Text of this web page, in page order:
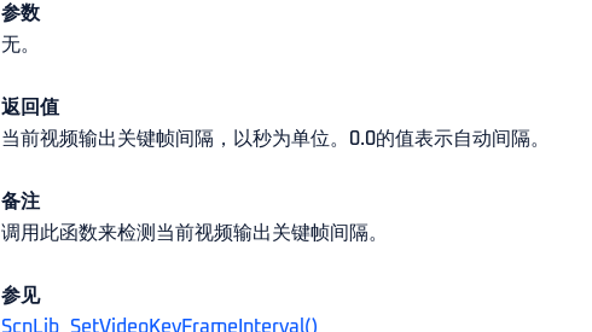
参数
无。
返回值
当前视频输出关键帧间隔，以秒为单位。0.0的值表示自动间隔。
备注
调用此函数来检测当前视频输出关键帧间隔。
参见
ScnLib_SetVideoKeyFrameInterval()